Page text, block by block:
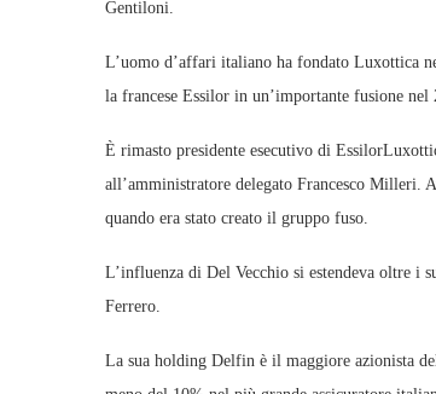
Gentiloni.
L’uomo d’affari italiano ha fondato Luxottica
la francese Essilor in un’importante fusione nel
È rimasto presidente esecutivo di
all’amministratore delegato Francesco Milleri.
quando era stato creato il gruppo fuso.
L’influenza di Del Vecchio si estendeva oltre i
Ferrero.
La sua holding Delfin è il maggiore azionista